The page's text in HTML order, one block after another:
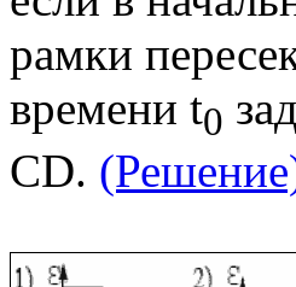
рамки
времени t0
CD.